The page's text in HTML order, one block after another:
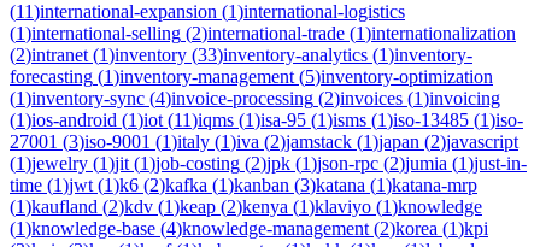
(11)international-expansion (1)international-logistics
(1)international-selling (2)international-trade (1)internationalization
(2)intranet (1)inventory (33)inventory-analytics (1)inventory-
forecasting (1)inventory-management (5)inventory-optimization
(1)inventory-sync (4)invoice-processing (2)invoices (1)invoicing
(1)ios-android (1)iot (11)iqms (1)isa-95 (1)isms (1)iso-13485 (1)iso-
27001 (3)iso-9001 (1)italy (1)iva (2)jamstack (1)japan (2)javascript
(1)jewelry (1)jit (1)job-costing (2)jpk (1)json-rpc (2)jumia (1)just-in-
time (1)jwt (1)k6 (2)kafka (1)kanban (3)katana (1)katana-mrp
(1)kaufland (2)kdv (1)keap (2)kenya (1)klaviyo (1)knowledge
(1)knowledge-base (4)knowledge-management (2)korea (1)kpi